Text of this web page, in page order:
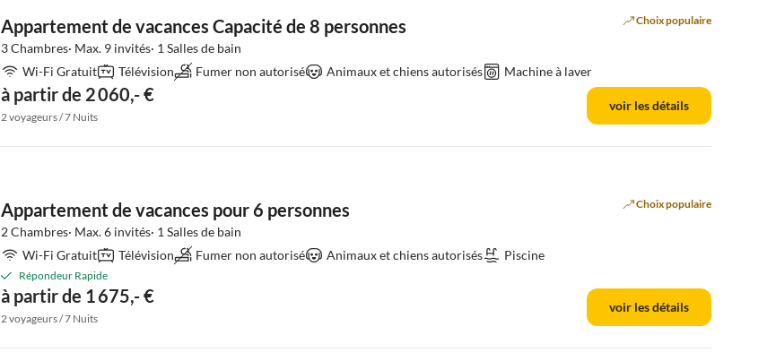
Appartement de vacances Capacité de 8 personnes Choix populaire
3 Chambres· Max. 9 invités· 1 Salles de bain
Wi-Fi Gratuit
Télévision Fumer non autorisé Animaux et chiens autorisés Machine à laver
à partir de 2 060,- €
2 voyageurs / 7 Nuits
voir les détails
Appartement de vacances pour 6 personnes Choix populaire
2 Chambres· Max. 6 invités· 1 Salles de bain
Wi-Fi Gratuit
Télévision Fumer non autorisé Animaux et chiens autorisés Piscine
Répondeur Rapide
à partir de 1 675,- €
2 voyageurs / 7 Nuits
voir les détails